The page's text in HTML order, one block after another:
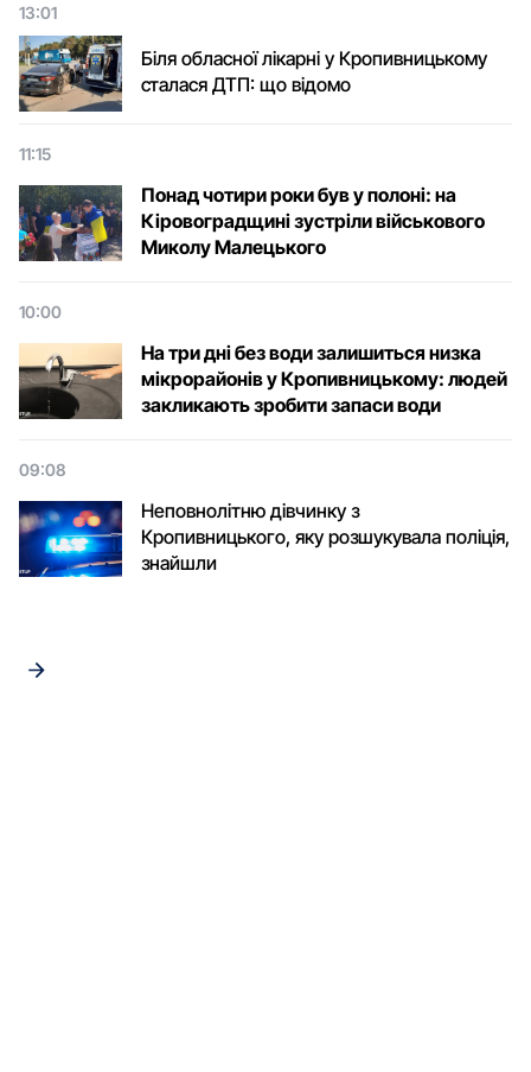
13:01
Біля обласної лікарні у Кропивницькому
сталася ДТП: що відомо
11:15
Понад чотири роки був у полоні: на
Кіровоградщині зустріли військового
Микoлу Малецькoгo
10:00
На три дні без води залишиться низка
мікрорайонів у Кропивницькому: людей
закликають зробити запаси води
09:08
Неповнолітню дівчинку з
Кропивницького, яку розшукувала поліція,
знайшли